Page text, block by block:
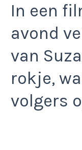
In een
avond
van
rokje,
volgers